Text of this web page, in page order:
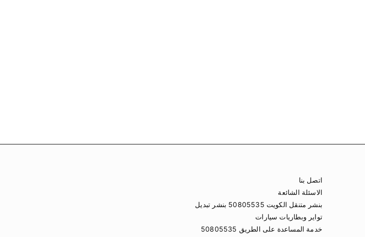
اتصل بنا
الاسئلة الشائعة
بنشر متنقل الكويت 50805535 بنشر تبديل
تواير وبطاريات سيارات
خدمة المساعدة على الطريق 50805535